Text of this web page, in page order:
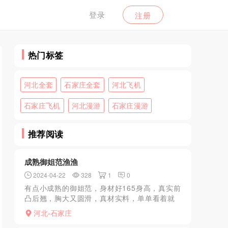
登录 注册
热门标签
河北全套 石家庄全套 河北飞机
石家庄飞机 河北漫游 石家庄漫游
推荐阅读
成熟御姐范渔渔
2024-04-22 328 1 0
有点小成熟的御姐范，身材好165身高，真实前
凸后翘，胸大又圆滑，真材实料，单单看着就
想硬起来了，比较喜欢小御姐范成熟有味道类
型 颜值8分有多，另外是态度好，过程蛮有服
河北-石家庄